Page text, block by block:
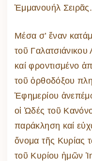
Ἐμμανουήλ Σειρᾶς.
Μέσα σ’ ἕναν
τοῦ
καί φροντισμένο
τοῦ ὀρθοδόξου
Ἐφημερίου
οἱ Ὠδές τοῦ
παράκληση καί
ὄνομα τῆς Κυρίας
τοῦ Κυρίου ἡμῶν